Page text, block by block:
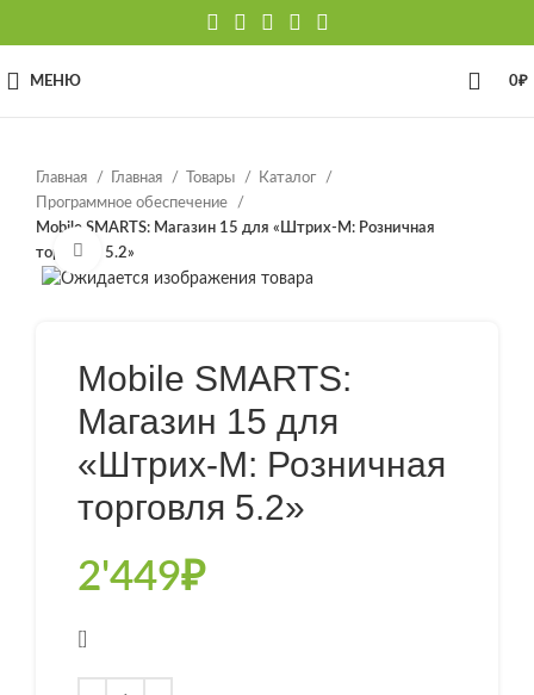
МЕНЮ 0₽
Главная Главная Товары
Каталог
Программное обеспечение
Mobile SMARTS: Магазин 15 для «Штрих-М: Розничная
торговля 5.2»Нажмите, чтобы увеличить
Mobile SMARTS:
Магазин 15 для
«Штрих-М: Розничная
торговля 5.2»
2'449₽